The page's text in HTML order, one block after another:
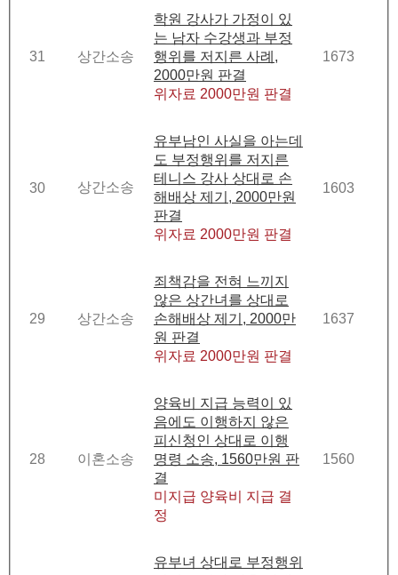
31 상간소송
학원 강사가 가정이 있
는 남자 수강생과 부정
행위를 저지른 사례,
2000만원 판결
위자료 2000만원 판결
1673
30 상간소송
유부남인 사실을 아는데
도 부정행위를 저지른
테니스 강사 상대로 손
해배상 제기, 2000만원
판결
위자료 2000만원 판결
1603
29 상간소송
죄책감을 전혀 느끼지
않은 상간녀를 상대로
손해배상 제기, 2000만
원 판결
위자료 2000만원 판결
1637
28 이혼소송
양육비 지급 능력이 있
음에도 이행하지 않은
피신청인 상대로 이행
명령 소송, 1560만원 판
결
미지급 양육비 지급 결
정
1560
유부녀 상대로 부정행위